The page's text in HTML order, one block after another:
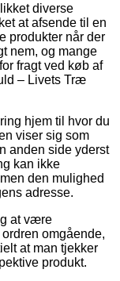
diverse
at afsende til en
produkter når der
nem, og mange
fragt ved køb af
– Livets Træ
hjem til hvor du
viser sig som
anden side yderst
kan ikke
den mulighed
adresse.
at være
omgående,
at man tjekker
produkt.